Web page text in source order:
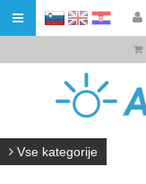
HR
Vse kategorije